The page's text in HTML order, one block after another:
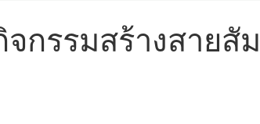
กรรมสร้างสาย